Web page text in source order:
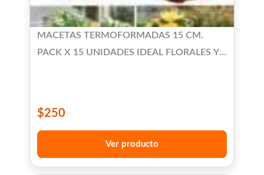
MACETAS TERMOFORMADAS 15 CM.
PACK X 15 UNIDADES IDEAL FLORALES Y
$250
Ver producto